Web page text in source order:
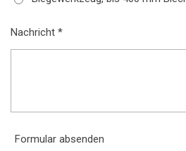
Nachricht *
Formular absenden